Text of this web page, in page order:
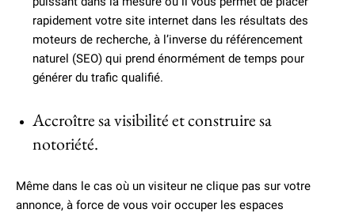
rapidement votre site internet dans les résultats des
moteurs de recherche, à l’inverse du référencement
naturel (SEO) qui prend énormément de temps pour
générer du trafic qualifié.
Accroître sa visibilité et construire sa
notoriété.
Même dans le cas où un visiteur ne clique pas sur votre
annonce, à force de vous voir occuper les espaces